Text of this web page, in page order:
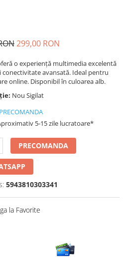
299,00 RON
o experiență multimedia excelentă
conectivitate avansată. Ideal pentru
online. Disponibil în culoarea alb.
Nou Sigilat
PRECOMANDA
5-15 zile lucratoare*
PRECOMANDA
5943810303341
la Favorite